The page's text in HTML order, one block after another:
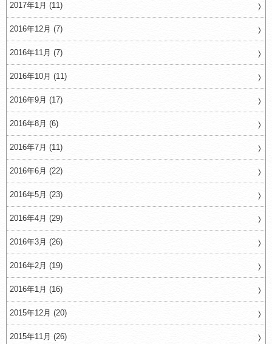
2017年1月 (11)
2016年12月 (7)
2016年11月 (7)
2016年10月 (11)
2016年9月 (17)
2016年8月 (6)
2016年7月 (11)
2016年6月 (22)
2016年5月 (23)
2016年4月 (29)
2016年3月 (26)
2016年2月 (19)
2016年1月 (16)
2015年12月 (20)
2015年11月 (26)